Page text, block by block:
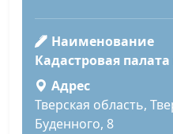
Наименование
Кадастровая
Адрес
Тверская область,
Буденного, 8